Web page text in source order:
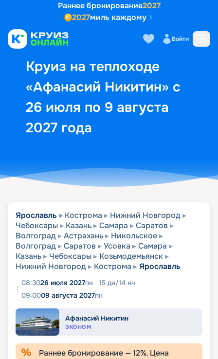
Раннее бронирование2027
2027миль каждому
Войти
Круиз на теплоходе
«Афанасий Никитин» с
26 июля по 9 августа
2027 года
Выбор кают Маршрут и
Ярославль Кострома
Нижний Новгород
Чебоксары
Казань Самара
Саратов
Волгоград
Астрахань
Никольское
Волгоград
Саратов Усовка
Самара
Казань
Чебоксары
Козьмодемьянск
Нижний Новгород
Кострома Ярославль
08:3026 июля 2027пн 15 дн/14 нч
09:0009 августа 2027пн
Афанасий Никитин
ЭКОНОМ
Раннее бронирование —12%. Цена